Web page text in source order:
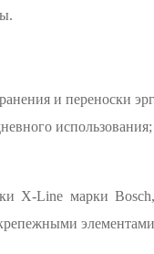
и переноски
использования;
X-Line марки